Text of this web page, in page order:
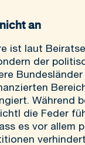
an
ist laut
der
Während
die Feder
es vor allem